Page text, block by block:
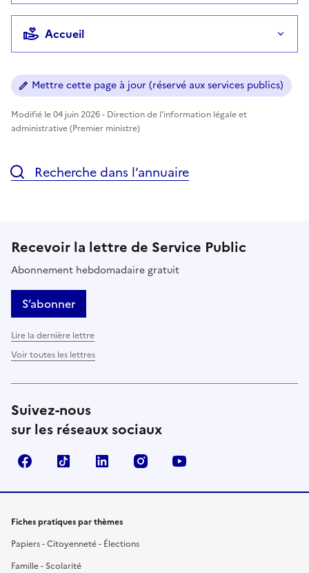
Accueil
Mettre cette page à jour (réservé aux services publics)
Modifié le 04 juin 2026 - Direction de l'information légale et
administrative (Premier ministre)
Recherche dans l’annuaire
Recevoir la lettre de Service Public
Abonnement hebdomadaire gratuit
S’abonner
Lire la dernière lettre
Voir toutes les lettres
Suivez-nous
sur les réseaux sociaux
FacebookTikTok LinkedIn Instagram
Fiches pratiques par thèmes
Papiers - Citoyenneté - Élections
Famille - Scolarité